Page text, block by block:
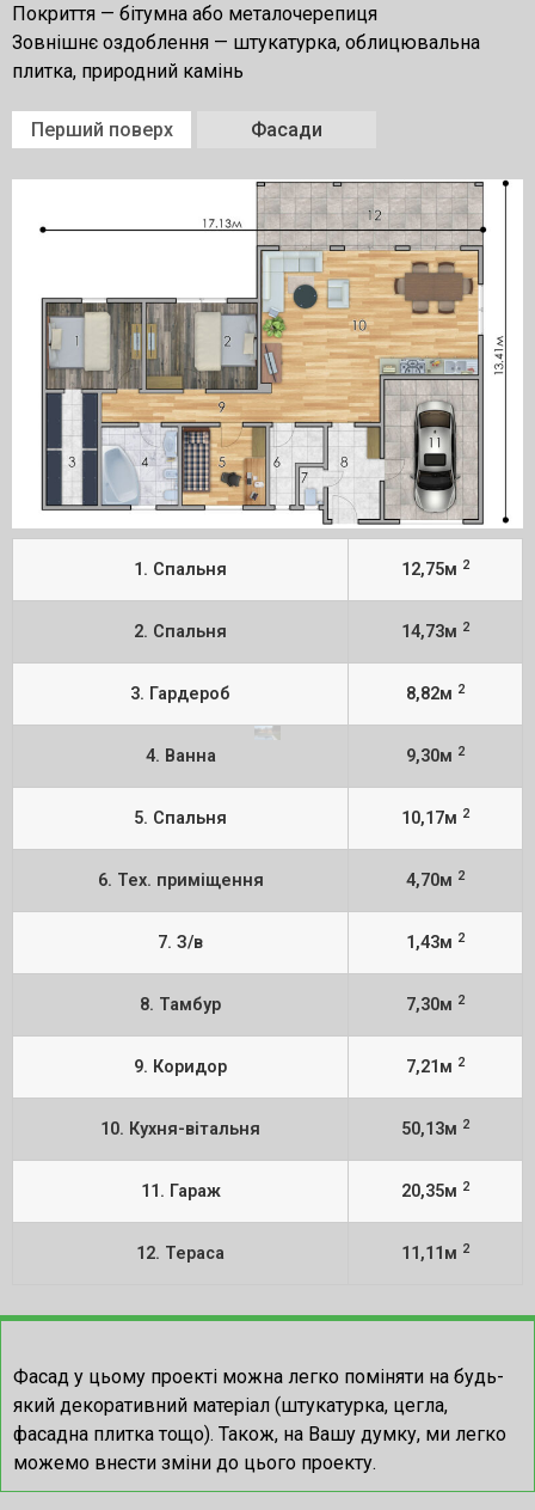
Покриття — бітумна або металочерепиця
Зовнішнє оздоблення — штукатурка, облицювальна
плитка, природний камінь
Перший поверх Фасади
1. Спальня 12,75м 2
2. Спальня 14,73м 2
3. Гардероб 8,82м 2
4. Ванна 9,30м 2
5. Спальня 10,17м 2
6. Тех. приміщення 4,70м 2
7. З/в 1,43м 2
8. Тамбур 7,30м 2
9. Коридор 7,21м 2
10. Кухня-вітальня 50,13м 2
11. Гараж 20,35м 2
12. Тераса 11,11м 2
Фасад у цьому проекті можна легко поміняти на будь-
який декоративний матеріал (штукатурка, цегла,
фасадна плитка тощо). Також, на Вашу думку, ми легко
можемо внести зміни до цього проекту.